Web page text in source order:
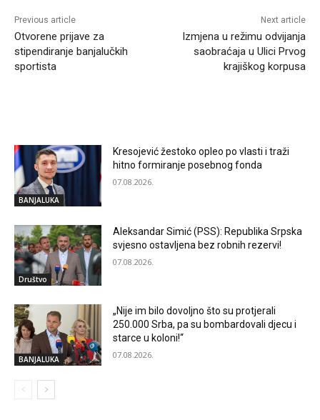
Previous article
Otvorene prijave za
stipendiranje banjalučkih
sportista
Next article
Izmjena u režimu odvijanja
saobraćaja u Ulici Prvog
krajiškog korpusa
BANJALUKA
Kresojević žestoko opleo po vlasti i traži
hitno formiranje posebnog fonda
07.08.2026.
Društvo
Aleksandar Simić (PSS): Republika Srpska
svjesno ostavljena bez robnih rezervi!
07.08.2026.
BANJALUKA
„Nije im bilo dovoljno što su protjerali
250.000 Srba, pa su bombardovali djecu i
starce u koloni!“
07.08.2026.